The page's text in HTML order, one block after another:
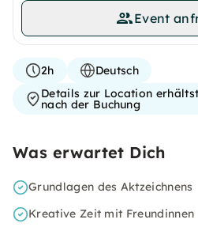
Event
2h
Deutsch
Details zur Location
nach der Buchung
Was erwartet Dich
Grundlagen des Aktzeichnens
Kreative Zeit mit Freundinnen